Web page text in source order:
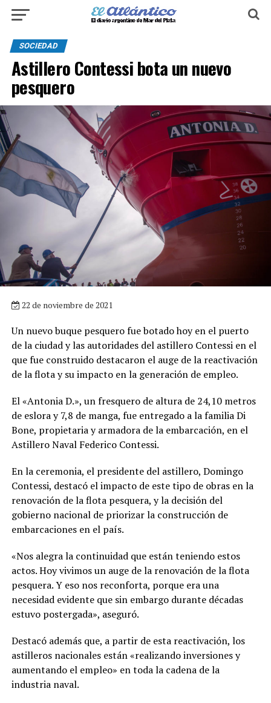
SOCIEDAD
Astillero Contessi bota un nuevo
pesquero
22 de noviembre de 2021
Un nuevo buque pesquero fue botado hoy en el puerto
de la ciudad y las autoridades del astillero Contessi en el
que fue construido destacaron el auge de la reactivación
de la flota y su impacto en la generación de empleo.
El «Antonia D.», un fresquero de altura de 24,10 metros
de eslora y 7,8 de manga, fue entregado a la familia Di
Bone, propietaria y armadora de la embarcación, en el
Astillero Naval Federico Contessi.
En la ceremonia, el presidente del astillero, Domingo
Contessi, destacó el impacto de este tipo de obras en la
renovación de la flota pesquera, y la decisión del
gobierno nacional de priorizar la construcción de
embarcaciones en el país.
«Nos alegra la continuidad que están teniendo estos
actos. Hoy vivimos un auge de la renovación de la flota
pesquera. Y eso nos reconforta, porque era una
necesidad evidente que sin embargo durante décadas
estuvo postergada», aseguró.
Destacó además que, a partir de esta reactivación, los
astilleros nacionales están «realizando inversiones y
aumentando el empleo» en toda la cadena de la
industria naval.